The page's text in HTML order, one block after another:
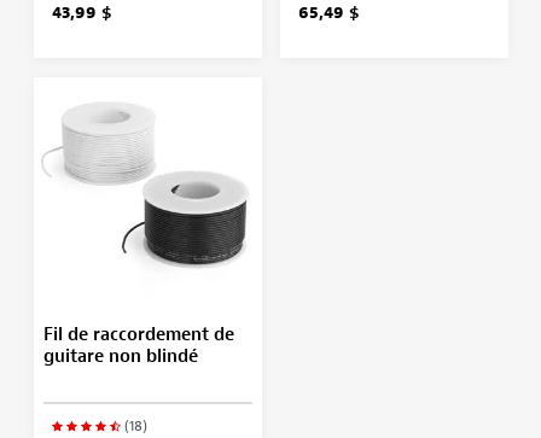
43,99 $ 65,49 $
Fil de raccordement de
guitare non blindé
(18)